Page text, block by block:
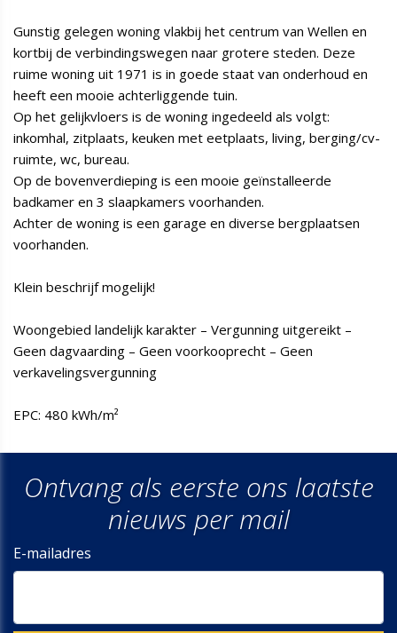
Gunstig gelegen woning vlakbij het centrum van Wellen en
kortbij de verbindingswegen naar grotere steden. Deze
ruime woning uit 1971 is in goede staat van onderhoud en
heeft een mooie achterliggende tuin.
Op het gelijkvloers is de woning ingedeeld als volgt:
inkomhal, zitplaats, keuken met eetplaats, living, berging/cv-
ruimte, wc, bureau.
Op de bovenverdieping is een mooie geïnstalleerde
badkamer en 3 slaapkamers voorhanden.
Achter de woning is een garage en diverse bergplaatsen
voorhanden.
Klein beschrijf mogelijk!
Woongebied landelijk karakter – Vergunning uitgereikt –
Geen dagvaarding – Geen voorkooprecht – Geen
verkavelingsvergunning
EPC: 480 kWh/m²
Ontvang als eerste ons laatste
nieuws per mail
E-mailadres